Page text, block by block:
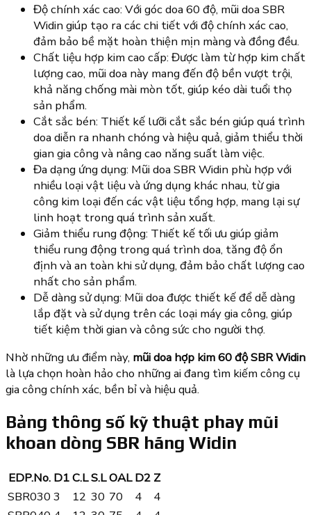
Độ chính xác cao: Với góc doa 60 độ, mũi doa SBR
Widin giúp tạo ra các chi tiết với độ chính xác cao,
đảm bảo bề mặt hoàn thiện mịn màng và đồng đều.
Chất liệu hợp kim cao cấp: Được làm từ hợp kim chất
lượng cao, mũi doa này mang đến độ bền vượt trội,
khả năng chống mài mòn tốt, giúp kéo dài tuổi thọ
sản phẩm.
Cắt sắc bén: Thiết kế lưỡi cắt sắc bén giúp quá trình
doa diễn ra nhanh chóng và hiệu quả, giảm thiểu thời
gian gia công và nâng cao năng suất làm việc.
Đa dạng ứng dụng: Mũi doa SBR Widin phù hợp với
nhiều loại vật liệu và ứng dụng khác nhau, từ gia
công kim loại đến các vật liệu tổng hợp, mang lại sự
linh hoạt trong quá trình sản xuất.
Giảm thiểu rung động: Thiết kế tối ưu giúp giảm
thiểu rung động trong quá trình doa, tăng độ ổn
định và an toàn khi sử dụng, đảm bảo chất lượng cao
nhất cho sản phẩm.
Dễ dàng sử dụng: Mũi doa được thiết kế để dễ dàng
lắp đặt và sử dụng trên các loại máy gia công, giúp
tiết kiệm thời gian và công sức cho người thợ.
Nhờ những ưu điểm này, mũi doa hợp kim 60 độ SBR Widin
là lựa chọn hoàn hảo cho những ai đang tìm kiếm công cụ
gia công chính xác, bền bỉ và hiệu quả.
Bảng thông số kỹ thuật phay mũi
khoan dòng SBR hãng Widin
EDP.No. D1C.LS.LOAL D2 Z
SBR030 3 12 30 70 4
4